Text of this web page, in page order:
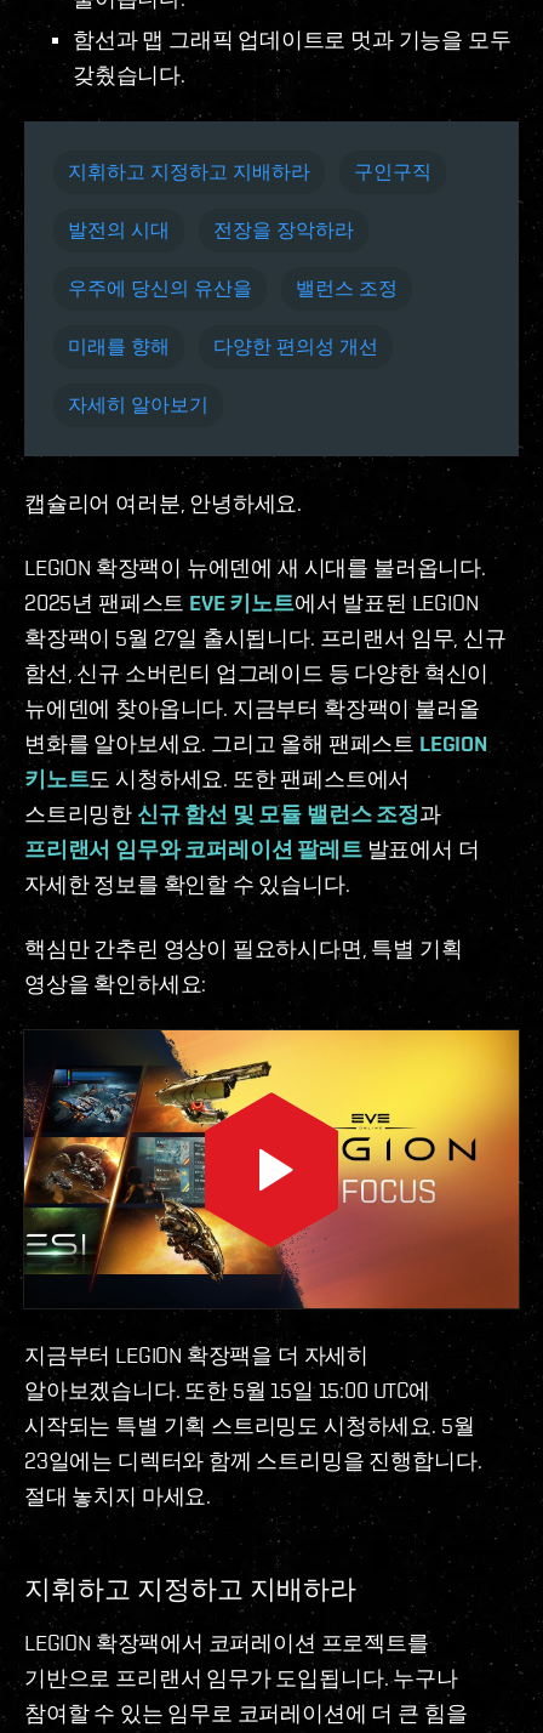
함선과 맵 그래픽 업데이트로 멋과 기능을 모두
갖췄습니다.
지휘하고 지정하고 지배하라 구인구직
발전의 시대 전장을 장악하라
우주에 당신의 유산을 밸런스 조정
미래를 향해 다양한 편의성 개선
자세히 알아보기
캡슐리어 여러분, 안녕하세요.
LEGION 확장팩이 뉴에덴에 새 시대를 불러옵니다.
2025년 팬페스트 EVE 키노트에서 발표된 LEGION
확장팩이 5월 27일 출시됩니다. 프리랜서 임무, 신규
함선, 신규 소버린티 업그레이드 등 다양한 혁신이
뉴에덴에 찾아옵니다. 지금부터 확장팩이 불러올
변화를 알아보세요. 그리고 올해 팬페스트 LEGION
키노트도 시청하세요. 또한 팬페스트에서
스트리밍한 신규 함선 및 모듈 밸런스 조정과
프리랜서 임무와 코퍼레이션 팔레트발표에서 더
자세한 정보를 확인할 수 있습니다.
핵심만 간추린 영상이 필요하시다면, 특별 기획
영상을 확인하세요:
지금부터 LEGION 확장팩을 더 자세히
알아보겠습니다. 또한 5월 15일 15:00 UTC에
시작되는 특별 기획 스트리밍도 시청하세요. 5월
23일에는 디렉터와 함께 스트리밍을 진행합니다.
절대 놓치지 마세요.
지휘하고 지정하고 지배하라
LEGION 확장팩에서 코퍼레이션 프로젝트를
기반으로 프리랜서 임무가 도입됩니다. 누구나
참여할 수 있는 임무로 코퍼레이션에 더 큰 힘을